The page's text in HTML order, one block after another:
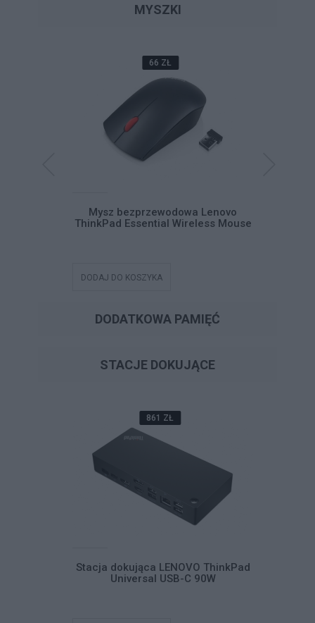
MYSZKI
66 ZŁ
Mysz bezprzewodowa Lenovo
ThinkPad Essential Wireless Mouse
DODAJ DO KOSZYKA
DODATKOWA PAMIĘĆ
STACJE DOKUJĄCE
861 ZŁ
Stacja dokująca LENOVO ThinkPad
Universal USB-C 90W